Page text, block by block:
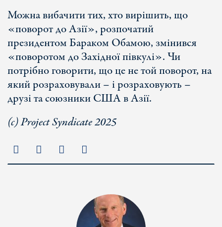
Можна вибачити тих, хто вирішить, що
«поворот до Азії», розпочатий
президентом Бараком Обамою, змінився
«поворотом до Західної півкулі». Чи
потрібно говорити, що це не той поворот, на
який розраховували – і розраховують –
друзі та союзники США в Азії.
(с) Project Syndicate 2025